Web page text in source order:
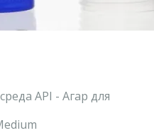
API - Агар для